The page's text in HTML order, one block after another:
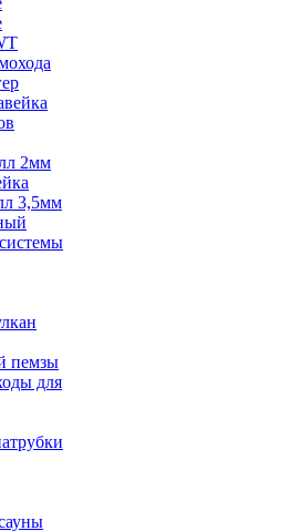
2мм
3,5мм
пемзы
для